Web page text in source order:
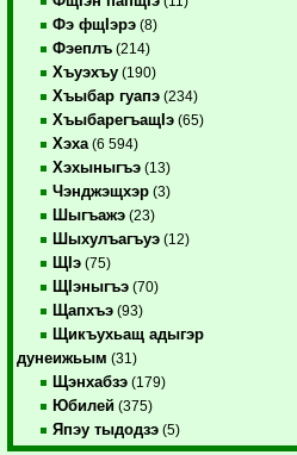
Фэ фщIэрэ (8)
Фэеплъ (214)
Хъуэхъу (190)
Хъыбар гуапэ (234)
ХъыбарегъащIэ (65)
Хэха (6 594)
Хэхыныгъэ (13)
Чэнджэщхэр (3)
Шыгъажэ (23)
Шыхулъагъуэ (12)
ЩIэ (75)
ЩIэныгъэ (70)
Щапхъэ (93)
Щикъухьащ адыгэр
дунеижьым (31)
Щэнхабзэ (179)
Юбилей (375)
Япэу тыдодзэ (5)